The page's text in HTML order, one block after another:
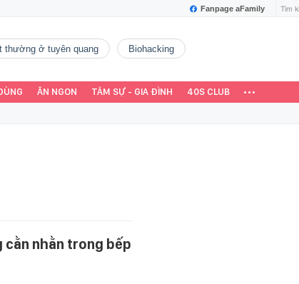
Fanpage aFamily
thường ở tuyên quang Biohacking
ĂN NGON TÂM SỰ - GIA ĐÌNH 40S CLUB
cằn nhằn trong bếp